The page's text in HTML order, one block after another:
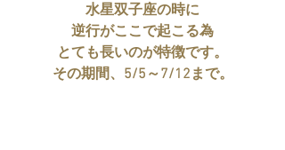
水星双子座の時に
逆行がここで起こる為
とても長いのが特徴です。
その期間、5/5～7/12まで。